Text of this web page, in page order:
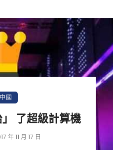
國
了超級計算機
年 11 月 17 日